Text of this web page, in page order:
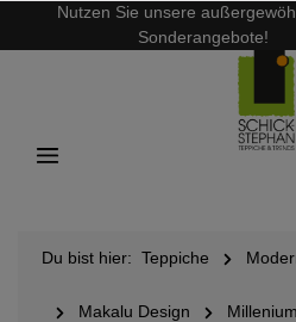
Nutzen Sie unsere
Sonderangebote!
Du bist hier: Teppiche
Makalu Design Millenium